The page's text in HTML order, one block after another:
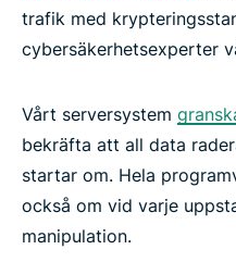
trafik med
cybersäkerhetsexperter
Vårt serversystem
bekräfta att all data
startar om. Hela
också om vid varje
manipulation.